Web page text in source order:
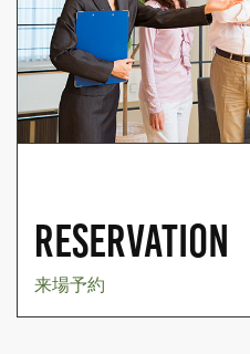
RESERVATION
来場予約